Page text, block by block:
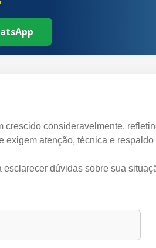
Inventário Judicial Asa Norte
..
crescido consideravelmente,
exigem atenção, técnica e respaldo
dúvidas sobre sua